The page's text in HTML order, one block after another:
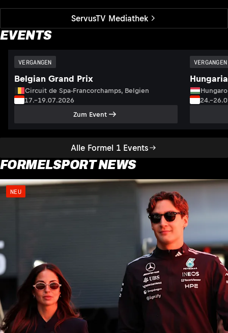
ServusTV Mediathek
EVENTS
Alle Formel 1 Events
VERGANGEN
Belgian Grand Prix
Circuit de Spa-Francorchamps, Belgien
17.–19.07.2026
Zum Event
VERGANGEN
FORMELSPORT NEWS
NEU